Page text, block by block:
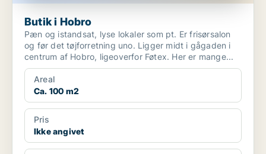
Butik i Hobro
Pæn og istandsat, lyse lokaler som pt. Er frisørsalon
og før det tøjforretning uno. Ligger midt i gågaden i
centrum af Hobro, ligeoverfor Føtex. Her er mange...
Areal
Ca. 100 m2
Pris
Ikke angivet